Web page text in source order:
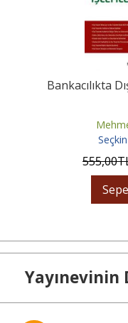
Bankacılıkta
Seçkin
555,00
Yayınevinin